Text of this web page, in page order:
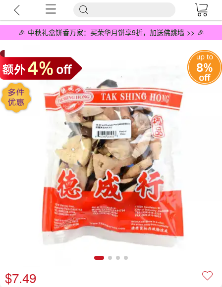
🎉 中秋礼盒饼香万家：买荣华月饼享9折，加送佛跳墙 >> 🎉
$7.49